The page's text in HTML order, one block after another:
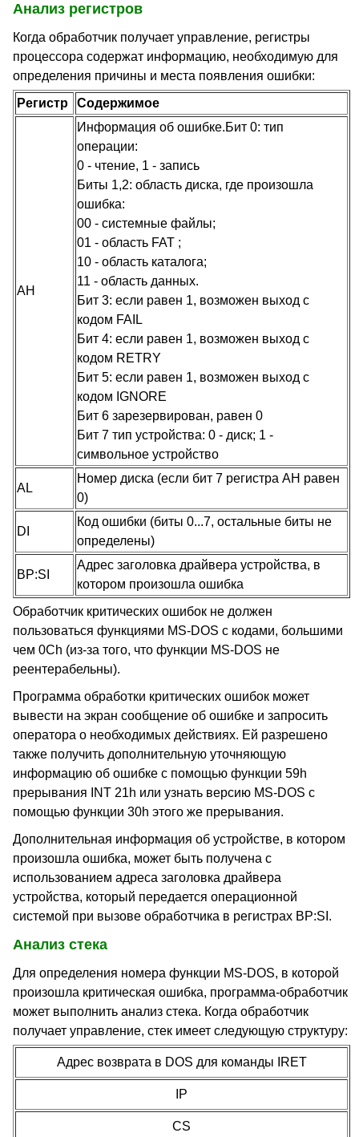
Анализ регистров
Когда обработчик получает управление, регистры
процессора содержат информацию, необходимую для
определения причины и места появления ошибки:
Регистр
Содержимое
AH
Информация об ошибке.Бит 0: тип
операции:
0 - чтение, 1 - запись
Биты 1,2: область диска, где произошла
ошибка:
00 - системные файлы;
01 - область FAT ;
10 - область каталога;
11 - область данных.
Бит 3: если равен 1, возможен выход с
кодом FAIL
Бит 4: если равен 1, возможен выход с
кодом RETRY
Бит 5: если равен 1, возможен выход с
кодом IGNORE
Бит 6 зарезервирован, равен 0
Бит 7 тип устройства: 0 - диск; 1 -
символьное устройство
AL
Номер диска (если бит 7 регистра AH равен
0)
DI
Код ошибки (биты 0...7, остальные биты не
определены)
BP:SI
Адрес заголовка драйвера устройства, в
котором произошла ошибка
Обработчик критических ошибок не должен
пользоваться функциями MS-DOS с кодами, большими
чем 0Ch (из-за того, что функции MS-DOS не
реентерабельны).
Программа обработки критических ошибок может
вывести на экран сообщение об ошибке и запросить
оператора о необходимых действиях. Ей разрешено
также получить дополнительную уточняющую
информацию об ошибке с помощью функции 59h
прерывания INT 21h или узнать версию MS-DOS с
помощью функции 30h этого же прерывания.
Дополнительная информация об устройстве, в котором
произошла ошибка, может быть получена с
использованием адреса заголовка драйвера
устройства, который передается операционной
системой при вызове обработчика в регистрах BP:SI.
Анализ стека
Для определения номера функции MS-DOS, в которой
произошла критическая ошибка, программа-обработчик
может выполнить анализ стека. Когда обработчик
получает управление, стек имеет следующую структуру:
Адрес возврата в DOS для команды IRET
IP
CS